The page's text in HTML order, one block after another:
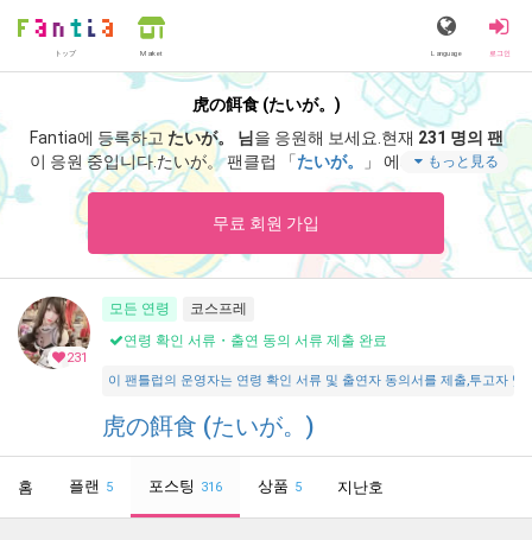
トップ Market Language 로그인
虎の餌食 (たいが。)
Fantia에 등록하고 たいが。 님을 응원해 보세요. 현재 231 명의 팬
이 응원 중입니다.たいが。 팬클럽 「たいが。 」 에서는 「ノーカ
ラコン😳」 등 스페셜 콘텐츠를 즐기실 수 있습니다.
もっと見る
무료 회원 가입
231
모든 연령
코스프레
연령 확인 서류・출연 동의 서류 제출 완료
이 팬틀럽의 운영자는 연령 확인 서류 및 출연자 동의서를 제출,투고자
虎の餌食 (たいが。)
홈 플랜 5 포스팅 316 상품 5 지난호